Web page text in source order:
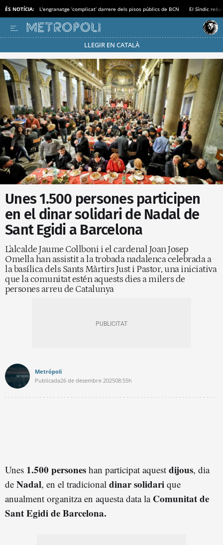
ÉS NOTÍCIA: L'engranatge ‘complicat’ darrere dels pisos públics de BCN El Síndic
LLEGIR EN CATALÀ
Passa’t al mode estalvi
Unes 1.500 persones participen
en el dinar solidari de Nadal de
Sant Egidi a Barcelona
L'alcalde Jaume Collboni i el cardenal Joan Josep
Omella han assistit a la trobada nadalenca celebrada a
la basílica dels Sants Màrtirs Just i Pastor, una iniciativa
que la comunitat estén aquests dies a milers de
persones arreu de Catalunya
Metrópoli
Publicada26 de desembre 202508:55h
Unes 1.500 persones han participat aquest dijous, dia
de Nadal, en el tradicional dinar solidari que
anualment organitza en aquesta data la Comunitat de
Sant Egidi de Barcelona.